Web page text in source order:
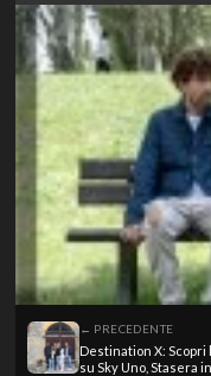
← PRECEDENTE
Destination X: Scopri
su Sky Uno, Stasera